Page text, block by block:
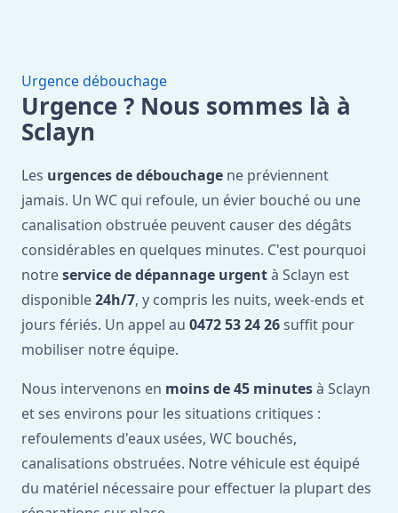
Urgence débouchage
Urgence ? Nous sommes là à
Sclayn
Les urgences de débouchage ne préviennent
jamais. Un WC qui refoule, un évier bouché ou une
canalisation obstruée peuvent causer des dégâts
considérables en quelques minutes. C'est pourquoi
notreservice de dépannage urgentà Sclayn est
disponible24h/7, y compris les nuits, week-ends et
jours fériés. Un appel au 0472 53 24 26 suffit pour
mobiliser notre équipe.
Nous intervenons en moins de 45 minutesà Sclayn
et ses environs pour les situations critiques :
refoulements d'eaux usées, WC bouchés,
canalisations obstruées. Notre véhicule est équipé
du matériel nécessaire pour effectuer la plupart des